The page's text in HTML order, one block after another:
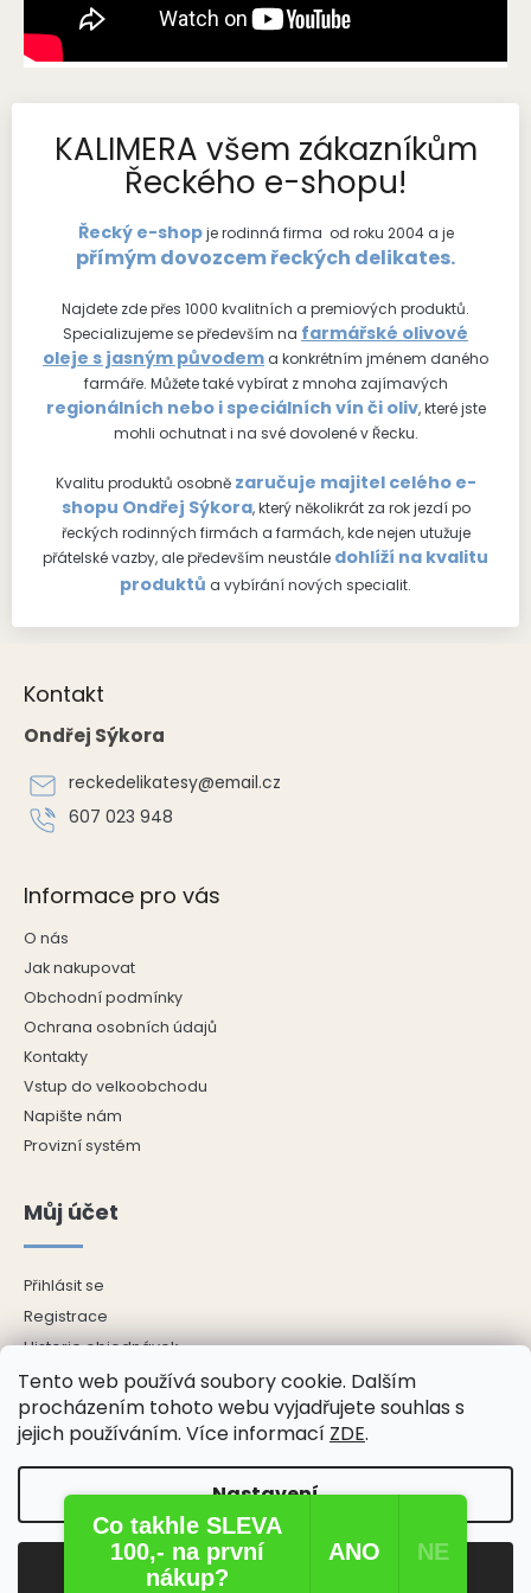
Tento web používá soubory cookie. Dalším
procházením tohoto webu vyjadřujete souhlas s
jejich používáním. Více informací ZDE.
Nastavení
Odmítnout
KALIMERA všem zákazníkům
Řeckého e-shopu!
​Řecký e-shopje rodinná firma od roku 2004 a je
přímým dovozcem řeckých delikates.
Najdete zde přes 1000 kvalitních a premiových produktů.
Specializujeme se především na farmářské olivové
oleje s jasným původem a konkrétním jménem daného
farmáře. Můžete také vybírat z mnoha zajímavých
regionálních nebo i speciálních vín či oliv, které jste
mohli ochutnat i na své dovolené v Řecku.
Kvalitu produktů osobně zaručuje majitel celého e-
shopu Ondřej Sýkora, který několikrát za rok jezdí po
řeckých rodinných firmách a farmách, kde nejen utužuje
přátelské vazby, ale především neustále dohlíží na kvalitu
produktů a vybírání nových specialit.
Kontakt
Ondřej Sýkora
reckedelikatesy@email.cz
607 023 948
Informace pro vás
O nás
Jak nakupovat
Obchodní podmínky
Ochrana osobních údajů
Kontakty
Vstup do velkoobchodu
Napište nám
Provizní systém
Můj účet
Přihlásit se
Registrace
Historie objednávek
Adresy
Odhlásit se
Vytvořil Shoptet
Copyright 2026 . Všechna práva vyhrazena.
Upravit nastavení cookies
Co takhle SLEVA
100,- na první
nákup?
ANO​ NE​